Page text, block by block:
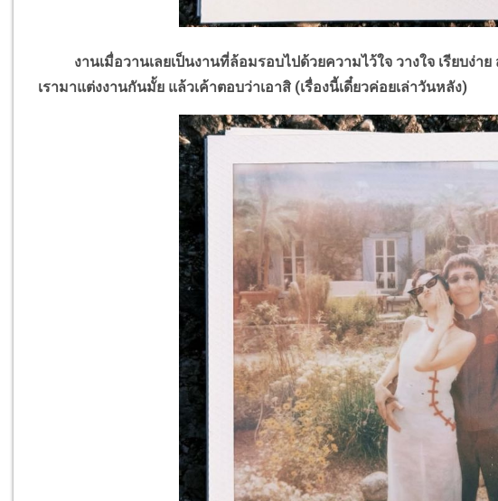
งานเมื่อวานเลยเป็นงานที่ล้อมรอบไปด้วยความไว้ใจ วางใจ เรียบง่า
เรามาแต่งงานกันมั้ย แล้วเค้าตอบว่าเอาสิ (เรื่องนี้เดี๋ยวค่อยเล่าวันหลัง)